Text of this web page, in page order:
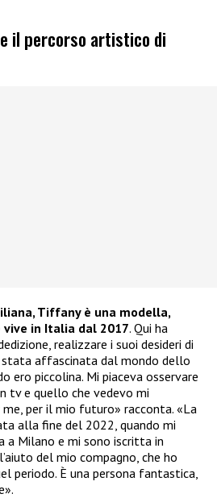
il percorso artistico di
Tiffany è una modella,
in Italia dal 2017. Qui ha
realizzare i suoi desideri di
stata affascinata dal mondo dello
ero piccolina. Mi piaceva osservare
tv e quello che vedevo mi
per il mio futuro» racconta. «La
alla fine del 2022, quando mi
a Milano e mi sono iscritta in
del mio compagno, che ho
periodo. È una persona fantastica,